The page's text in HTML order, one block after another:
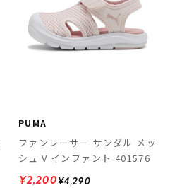
PUMA
ファンレーサー サンダル メッ
シュ V インファント 401576
¥4,290
¥2,200